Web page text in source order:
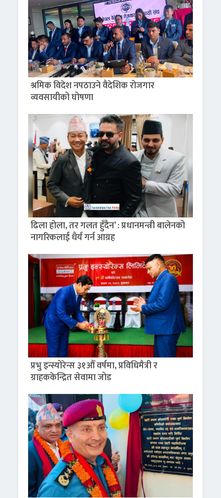
श्रमिक विदेश नपठाउने वैदेशिक रोजगार
व्यवसायीको घोषणा
ढिला होला, तर गलत हुँदैन’ : प्रधानमन्त्री बालेनको
नागरिकलाई धैर्य गर्न आग्रह
प्रभु इन्स्योरेन्स ३१औँ वर्षमा, प्रविधिमैत्री र
ग्राहककेन्द्रित सेवामा जोड